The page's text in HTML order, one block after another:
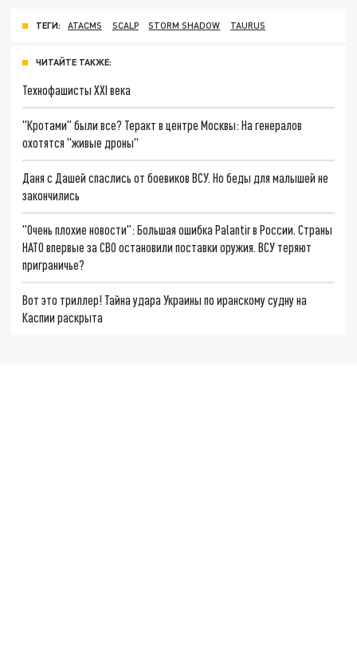
ТЕГИ: ATACMS SCALP STORM SHADOW TAURUS
ЧИТАЙТЕ ТАКЖЕ:
Технофашисты XXI века
"Кротами" были все? Теракт в центре Москвы: На генералов
охотятся "живые дроны"
Даня с Дашей спаслись от боевиков ВСУ. Но беды для малышей не
закончились
"Очень плохие новости": Большая ошибка Palantir в России. Страны
НАТО впервые за СВО остановили поставки оружия. ВСУ теряют
приграничье?
Вот это триллер! Тайна удара Украины по иранскому судну на
Каспии раскрыта